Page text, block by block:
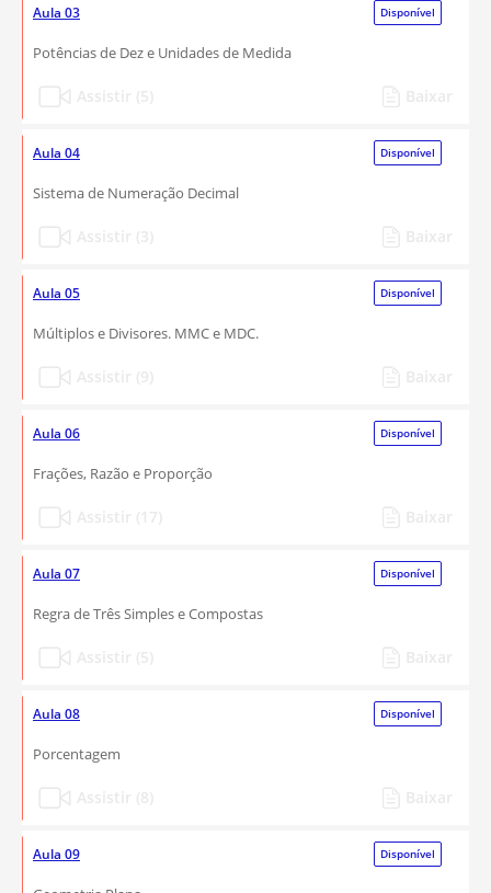
Aula 03 Disponível
Potências de Dez e Unidades de Medida
Aula 04 Disponível
Sistema de Numeração Decimal
Aula 05 Disponível
Múltiplos e Divisores. MMC e MDC.
Aula 06 Disponível
Frações, Razão e Proporção
Aula 07 Disponível
Regra de Três Simples e Compostas
Aula 08 Disponível
Porcentagem
Aula 09 Disponível